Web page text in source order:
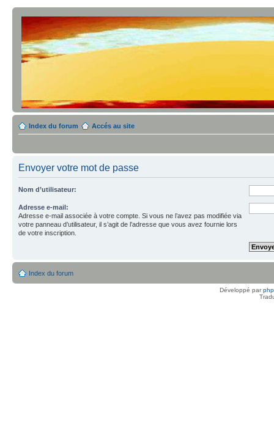
Index du forum Accés au site
Envoyer votre mot de passe
Nom d’utilisateur:
Adresse e-mail:
Adresse e-mail associée à votre compte. Si vous ne l’avez pas modifiée via
votre panneau d’utilisateur, il s’agit de l’adresse que vous avez fournie lors
de votre inscription.
Index du forum
Développé par